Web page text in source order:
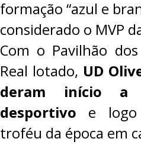
formação “azul e
considerado o MVP
Com o Pavilhão
Real lotado, UD
deram início
desportivo e
troféu da época em